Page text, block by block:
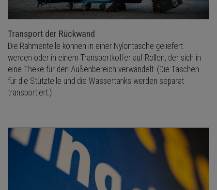
Transport der Rückwand
Die Rahmenteile können in einer Nylontasche geliefert
werden oder in einem Transportkoffer auf Rollen, der sich in
eine Theke für den Außenbereich verwandelt. (Die Taschen
für die Stützteile und die Wassertanks werden separat
transportiert.)